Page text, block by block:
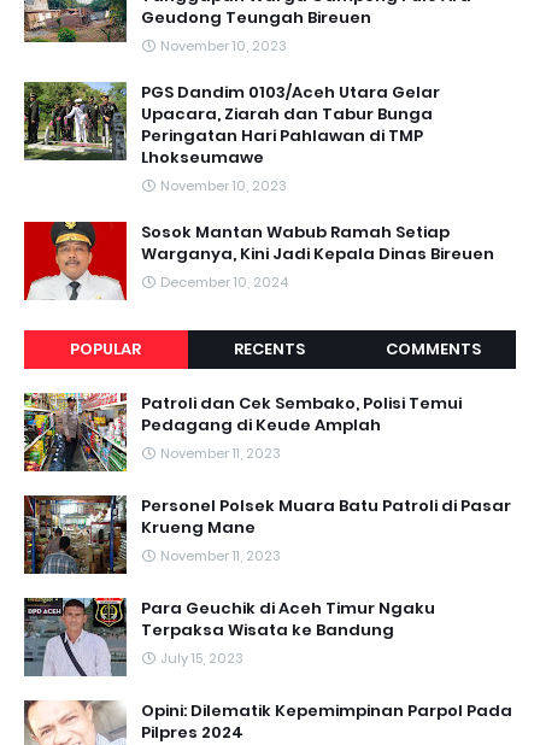
Geudong Teungah Bireuen
November 10, 2023
PGS Dandim 0103/Aceh Utara Gelar
Upacara, Ziarah dan Tabur Bunga
Peringatan Hari Pahlawan di TMP
Lhokseumawe
November 10, 2023
Sosok Mantan Wabub Ramah Setiap
Warganya, Kini Jadi Kepala Dinas Bireuen
December 10, 2024
POPULAR RECENTS COMMENTS
Patroli dan Cek Sembako, Polisi Temui
Pedagang di Keude Amplah
November 11, 2023
Personel Polsek Muara Batu Patroli di Pasar
Krueng Mane
November 11, 2023
Para Geuchik di Aceh Timur Ngaku
Terpaksa Wisata ke Bandung
July 15, 2023
Opini: Dilematik Kepemimpinan Parpol Pada
Pilpres 2024